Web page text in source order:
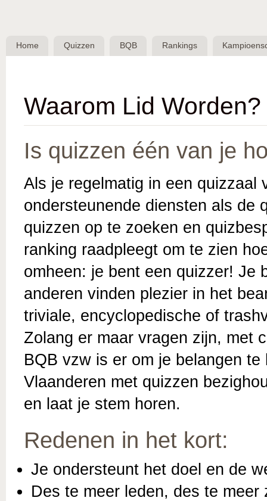
Belgische
QuizBond
Home Quizzen BQB Rankings
Waarom Lid Worden?
Is quizzen één van je
Als je regelmatig in een quizzaal
ondersteunende diensten als de
quizzen op te zoeken en
ranking raadpleegt om te zien
omheen: je bent een quizzer! Je
anderen vinden plezier in het
triviale, encyclopedische of
Zolang er maar vragen zijn, met
BQB vzw is er om je belangen
Vlaanderen met quizzen
en laat je stem horen.
Redenen in het kort:
Je ondersteunt het doel en de
Des te meer leden, des te